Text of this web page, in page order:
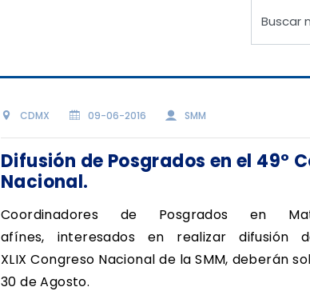
CDMX 09-06-2016 SMM
Difusión de Posgrados en el 49º
Nacional.
Coordinadores de Posgrados en
afínes, interesados en realizar
XLIX Congreso Nacional de la SMM, deberán
30 de Agosto.